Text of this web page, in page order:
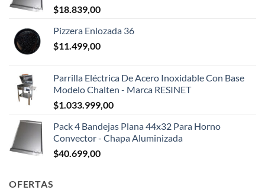
$18.839,00
Pizzera Enlozada 36
$11.499,00
Parrilla Eléctrica De Acero Inoxidable Con Base
Modelo Chalten - Marca RESINET
$1.033.999,00
Pack 4 Bandejas Plana 44x32 Para Horno
Convector - Chapa Aluminizada
$40.699,00
OFERTAS